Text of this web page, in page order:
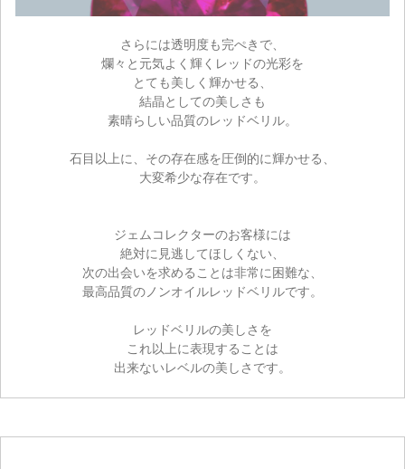
さらには透明度も完ぺきで、
爛々と元気よく輝くレッドの光彩を
とても美しく輝かせる、
結晶としての美しさも
素晴らしい品質のレッドベリル。
石目以上に、その存在感を圧倒的に輝かせる、
大変希少な存在です。
ジェムコレクターのお客様には
絶対に見逃してほしくない、
次の出会いを求めることは非常に困難な、
最高品質のノンオイルレッドベリルです。
レッドベリルの美しさを
これ以上に表現することは
出来ないレベルの美しさです。